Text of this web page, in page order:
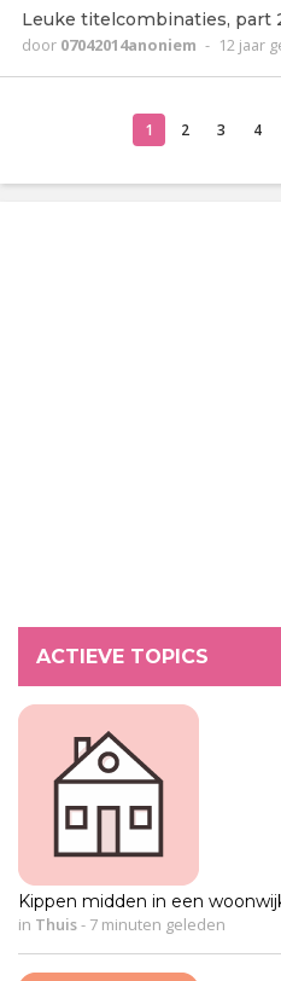
Leuke titelcombinaties, part
door 07042014anoniem - 12 jaar
1 2 3 4
ACTIEVE TOPICS
Kippen midden in een
in Thuis- 7 minuten geleden